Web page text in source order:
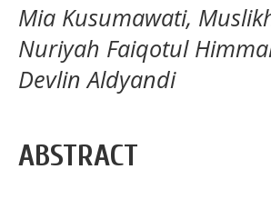
Mia Kusumawati,
Nuriyah Faiqotul
Devlin Aldyandi
ABSTRACT